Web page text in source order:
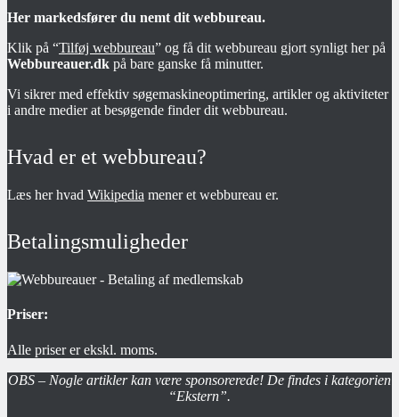
Her markedsfører du nemt dit webbureau.
Klik på “Tilføj webbureau” og få dit webbureau gjort synligt her på
Webbureauer.dk på bare ganske få minutter.
Vi sikrer med effektiv søgemaskineoptimering, artikler og aktiviteter
i andre medier at besøgende finder dit webbureau.
Hvad er et webbureau?
Læs her hvad Wikipedia mener et webbureau er.
Betalingsmuligheder
Priser:
Alle priser er ekskl. moms.
OBS – Nogle artikler kan være sponsorerede! De findes i kategorien
“Ekstern”.